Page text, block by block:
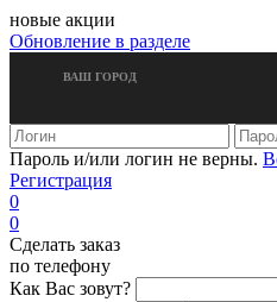
новые акции
Обновление в разделе
ВАШ ГОРОД
Пароль и/или логин не верны.
Регистрация
0
0
Сделать заказ
по телефону
Как Вас зовут?